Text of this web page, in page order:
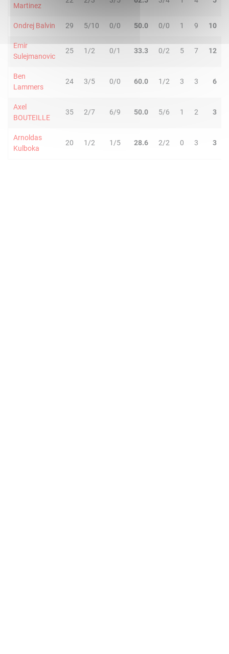
Martinez
Ondrej Balvin 29 5/10 0/0 50.0 0/0 1 9 10
Emir
Sulejmanovic
25 1/2 0/1 33.3 0/2 5 7 12
Ben
Lammers
24 3/5 0/0 60.0 1/2 3 3 6
Axel
BOUTEILLE
35 2/7 6/9 50.0 5/6 1 2 3
Arnoldas
Kulboka
20 1/2 1/5 28.6 2/2 0 3 3